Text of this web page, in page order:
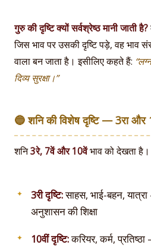
गुरु की दृष्टि क्यों सर्वश्रेष्ठ मानी जाती है?
जिस भाव पर उसकी दृष्टि पड़े, वह भाव
वाला बन जाता है। इसीलिए कहते हैं:
दिव्य सुरक्षा।”
🔵 शनि की विशेष दृष्टि — 3रा और
शनि3रे, 7वें और 10वेंभाव को देखता है।
3री दृष्टि:साहस, भाई-बहन,
अनुशासन की शिक्षा
10वीं दृष्टि:करियर, कर्म,